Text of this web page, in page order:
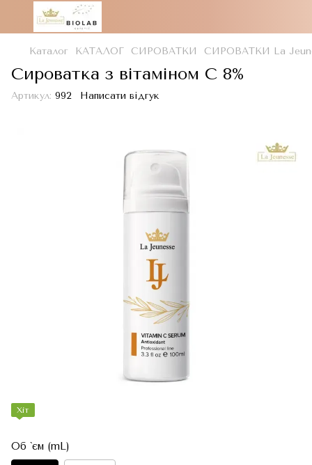
Каталог КАТАЛОГ СИРОВАТКИ СИРОВАТКИ La
Сироватка з вітаміном С 8%
Артикул: 992 Написати відгук
Хіт
Об `єм (mL)